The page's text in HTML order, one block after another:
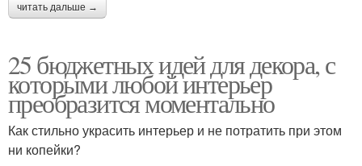
читать дальше →
25 бюджетных идей для декора, с
которыми любой интерьер
преобразится моментально
Как стильно украсить интерьер и не потратить при этом
ни копейки?